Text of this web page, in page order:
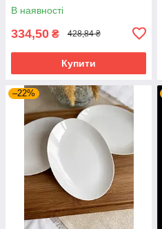
В наявності
334,50 ₴ 428,84 ₴
Купити
–22%